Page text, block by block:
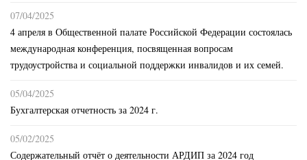
07/04/2025
4 апреля в Общественной палате Российской Федерации состоялась
международная конференция, посвященная вопросам
трудоустройства и социальной поддержки инвалидов и их семей.
05/04/2025
Бухгалтерская отчетность за 2024 г.
05/02/2025
Содержательный отчёт о деятельности АРДИП за 2024 год